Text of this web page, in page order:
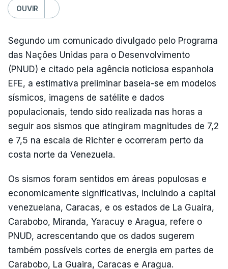
OUVIR
Segundo um comunicado divulgado pelo Programa
das Nações Unidas para o Desenvolvimento
(PNUD) e citado pela agência noticiosa espanhola
EFE, a estimativa preliminar baseia-se em modelos
sísmicos, imagens de satélite e dados
populacionais, tendo sido realizada nas horas a
seguir aos sismos que atingiram magnitudes de 7,2
e 7,5 na escala de Richter e ocorreram perto da
costa norte da Venezuela.
Os sismos foram sentidos em áreas populosas e
economicamente significativas, incluindo a capital
venezuelana, Caracas, e os estados de La Guaira,
Carabobo, Miranda, Yaracuy e Aragua, refere o
PNUD, acrescentando que os dados sugerem
também possíveis cortes de energia em partes de
Carabobo, La Guaira, Caracas e Aragua.